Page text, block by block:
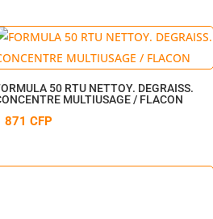
50 RTU NETTOY. DEGRAISS.
MULTIUSAGE / FLACON
871CFP